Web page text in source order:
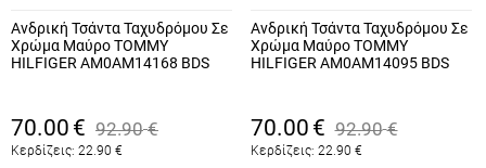
Ανδρική Τσάντα Ταχυδρόμου Σε
Χρώμα Μαύρο TOMMY
HILFIGER AM0AM14168 BDS
70.00 € 92.90 €
Κερδίζεις: 22.90 €
Ανδρική Τσάντα Ταχυδρόμου Σε
Χρώμα Μαύρο TOMMY
HILFIGER AM0AM14095 BDS
70.00 € 92.90 €
Κερδίζεις: 22.90 €